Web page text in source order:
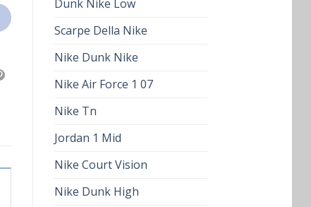
Dunk Nike Low
Scarpe Della Nike
Nike Dunk Nike
Nike Air Force 1 07
Nike Tn
Jordan 1 Mid
Nike Court Vision
Nike Dunk High